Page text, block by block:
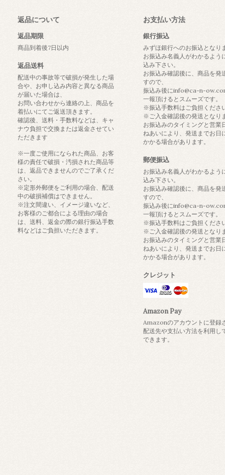
返品について
返品期限
商品到着後7日以内
返品送料
配送中の事故等で破損が発生した場
合や、お申し込み内容と異なる商品
が届いた場合は、
お問い合わせから連絡の上、商品を
着払いにてご返送頂きます。
確認後、送料・手数料などは、キャ
ナウ負担で交換または返金させてい
ただきます
※一度ご使用になられた商品、お客
様の責任で破損・汚損された商品等
は、返品できませんのでご了承くだ
さい。
※定形外郵便をご利用の場合、配送
中の破損補償はできません。
※注文間違い、イメージ違いなど、
お客様のご都合による理由の場合
は、送料、返金の際の銀行振込手数
料などはご負担いただきます。
お支払い方法
銀行振込
みずほ銀行へのお振込となり
お振込み名義人がわかるよう
込み下さい。
お振込み確認後に、商品を発
すので、
振込み後にinfo@ca-n-
一報頂けるとスムーズです。
※振込手数料はご負担くださ
※ご入金確認後の発送となり
お振込みのタイミングと営業
ねあいにより、発送までお日
かかる場合があります。
郵便振込
お振込み名義人がわかるよう
込み下さい。
お振込み確認後に、商品を発
すので、
振込み後にinfo@ca-n-
一報頂けるとスムーズです。
※振込手数料はご負担くださ
※ご入金確認後の発送となり
お振込みのタイミングと営業
ねあいにより、発送までお日
かかる場合があります。
クレジット
Amazon Pay
Amazonのアカウントに登録
配送先や支払い方法を利用し
できます。